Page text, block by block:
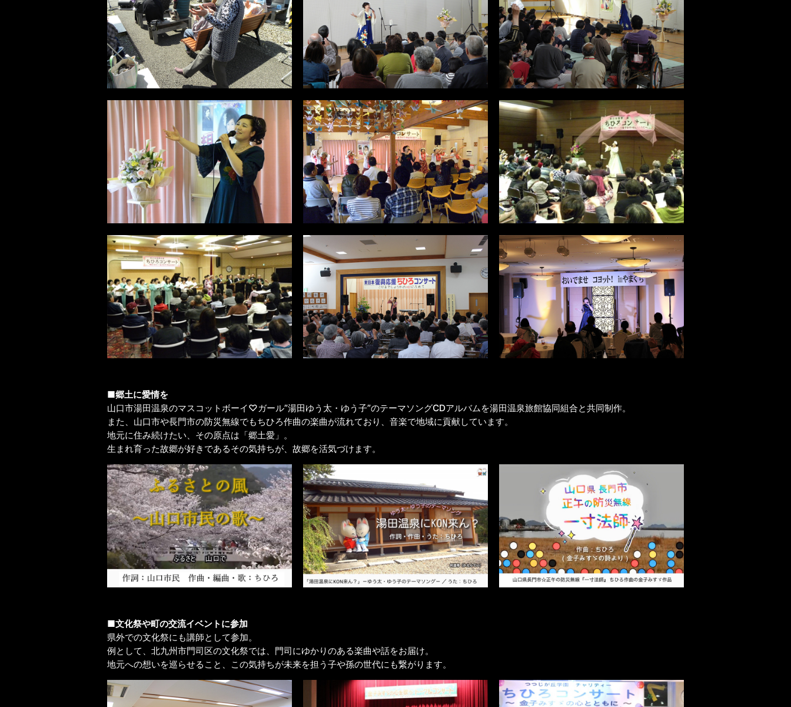
■郷土に愛情を
山口市湯田温泉のマスコットボーイ♡ガール”湯田ゆう太・ゆう子”のテーマソングCDアルバムを湯田温泉旅館協同組合と共同制作。
また、山口市や長門市の防災無線でもちひろ作曲の楽曲が流れており、音楽で地域に貢献しています。
地元に住み続けたい、その原点は「郷土愛」。
生まれ育った故郷が好きであるその気持ちが、故郷を活気づけます。
■文化祭や町の交流イベントに参加
県外での文化祭にも講師として参加。
例として、北九州市門司区の文化祭では、門司にゆかりのある楽曲や話をお届け。
地元への想いを巡らせること、この気持ちが未来を担う子や孫の世代にも繋がります。